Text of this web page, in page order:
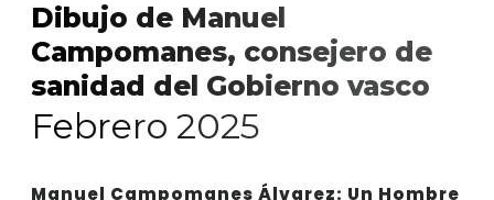
Dibujo de Manuel
Campomanes, consejero de
sanidad del Gobierno vasco
Febrero 2025
Manuel Campomanes Álvarez: Un Hombre